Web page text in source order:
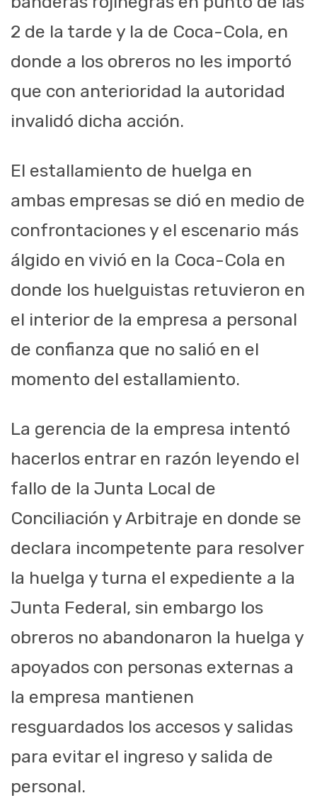
2 de la tarde y la de Coca-Cola, en
donde a los obreros no les importó
que con anterioridad la autoridad
invalidó dicha acción.
El estallamiento de huelga en
ambas empresas se dió en medio de
confrontaciones y el escenario más
álgido en vivió en la Coca-Cola en
donde los huelguistas retuvieron en
el interior de la empresa a personal
de confianza que no salió en el
momento del estallamiento.
La gerencia de la empresa intentó
hacerlos entrar en razón leyendo el
fallo de la Junta Local de
Conciliación y Arbitraje en donde se
declara incompetente para resolver
la huelga y turna el expediente a la
Junta Federal, sin embargo los
obreros no abandonaron la huelga y
apoyados con personas externas a
la empresa mantienen
resguardados los accesos y salidas
para evitar el ingreso y salida de
personal.